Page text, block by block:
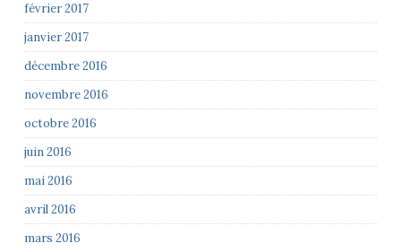
février 2017
janvier 2017
décembre 2016
novembre 2016
octobre 2016
juin 2016
mai 2016
avril 2016
mars 2016